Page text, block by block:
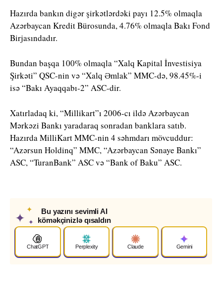
Hazırda bankın digər şirkətlərdəki payı 12.5% olmaqla
Azərbaycan Kredit Bürosunda, 4.76% olmaqla Bakı Fond
Birjasındadır.
Bundan başqa 100% olmaqla “Xalq Kapital İnvestisiya
Şirkəti” QSC-nin və “Xalq Əmlak” MMC-də, 98.45%-i
isə “Bakı Ayaqqabı-2” ASC-dir.
Xatırladaq ki, “Millikart”ı 2006-cı ildə Azərbaycan
Mərkəzi Bankı yaradaraq sonradan banklara satıb.
Hazırda MilliKart MMC-nin 4 səhmdarı mövcuddur:
“Azərsun Holdinq” MMC, “Azərbaycan Sənaye Bankı”
ASC, “TuranBank” ASC və “Bank of Baku” ASC.
✦
✦
✦
Bu yazını sevimli AI
köməkçinizlə qısaldın
ChatGPT Perplexity Claude Gemini